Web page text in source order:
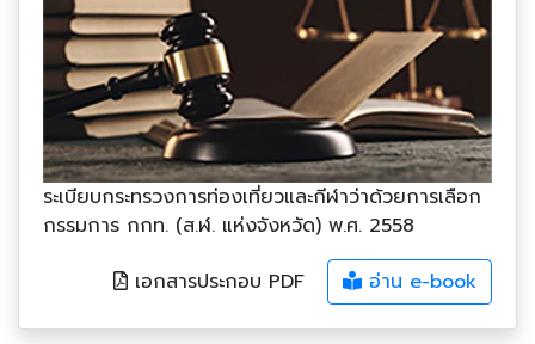
ระเบียบกระทรวงการท่องเที่ยวและกีฬาว่าด้วยการเลือก
กรรมการ กกท. (ส.ฬ. แห่งจังหวัด) พ.ศ. 2558
เอกสารประกอบ PDF
อ่าน e-book